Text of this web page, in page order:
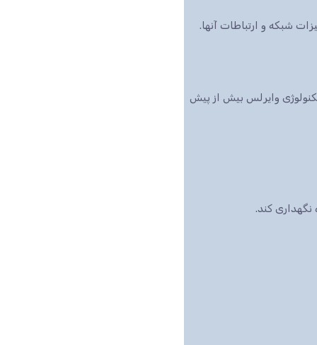
شبکه و ارتباطات آنها.
وایرلس بیش از پیش
کند.